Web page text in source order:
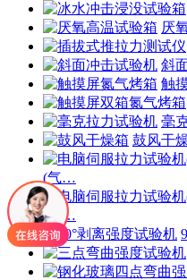
厌
斜
触
毫
鼓风干
(气…
(带…